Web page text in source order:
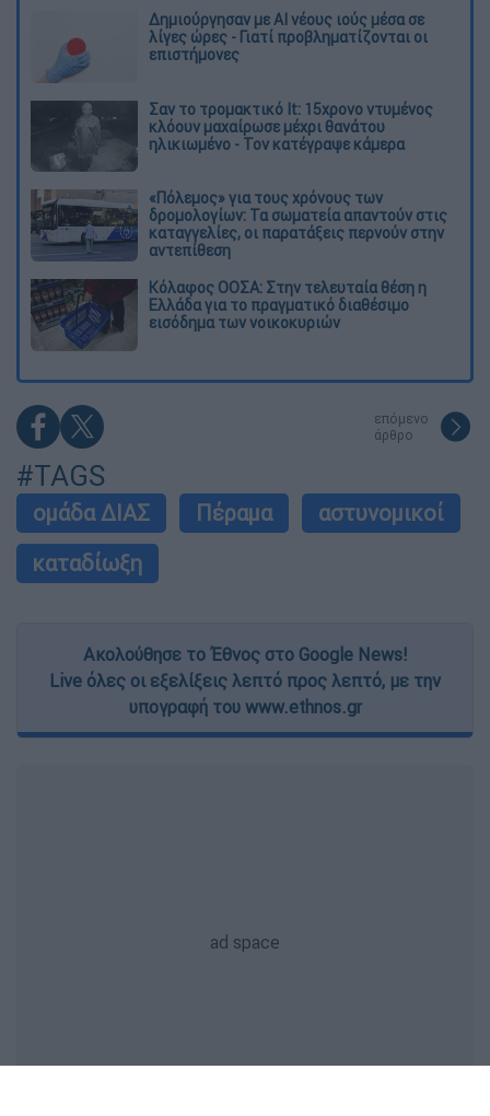
Δημιούργησαν με AI νέους ιούς μέσα σε
λίγες ώρες - Γιατί προβληματίζονται οι
επιστήμονες
Σαν το τρομακτικό It: 15χρονο ντυμένος
κλόουν μαχαίρωσε μέχρι θανάτου
ηλικιωμένο - Τον κατέγραψε κάμερα
«Πόλεμος» για τους χρόνους των
δρομολογίων: Τα σωματεία απαντούν στις
καταγγελίες, οι παρατάξεις περνούν στην
αντεπίθεση
Κόλαφος ΟΟΣΑ: Στην τελευταία θέση η
Ελλάδα για το πραγματικό διαθέσιμο
εισόδημα των νοικοκυριών
επόμενο
άρθρο
#TAGS
ομάδα ΔΙΑΣ Πέραμα
αστυνομικοί
καταδίωξη
Ακολούθησε το Έθνος στο Google News!
Live όλες οι εξελίξεις λεπτό προς λεπτό, με την
υπογραφή του www.ethnos.gr